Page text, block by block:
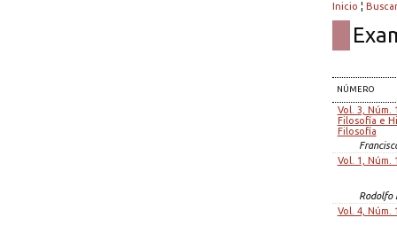
Inicio ¦ Buscar
NÚMERO
Vol. 3, Núm.
Filosofía e
Filosofía
Vol. 1, Núm.
Rodolfo
Vol. 4, Núm.